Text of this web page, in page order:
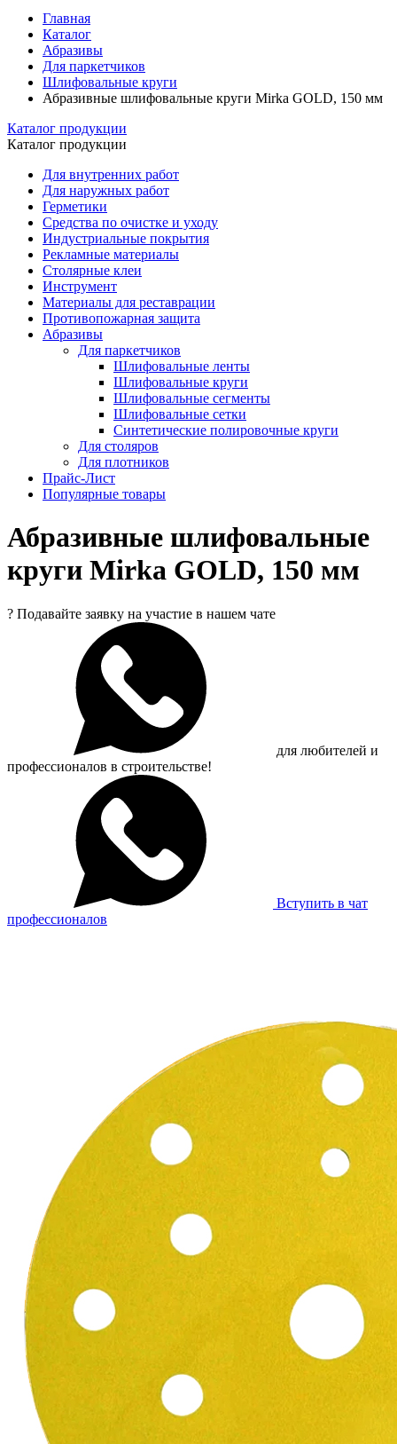
Главная
Каталог
Абразивы
Для паркетчиков
Шлифовальные круги
Абразивные шлифовальные круги Mirka GOLD, 150 мм
Каталог продукции
Каталог продукции
Для внутренних работ
Для наружных работ
Герметики
Средства по очистке и уходу
Индустриальные покрытия
Рекламные материалы
Столярные клеи
Инструмент
Материалы для реставрации
Противопожарная защита
Абразивы
Для паркетчиков
Шлифовальные ленты
Шлифовальные круги
Шлифовальные сегменты
Шлифовальные сетки
Синтетические полировочные круги
Для столяров
Для плотников
Прайс-Лист
Популярные товары
Абразивные шлифовальные
круги Mirka GOLD, 150 мм
? Подавайте заявку на участие в нашем чате
для любителей и
профессионалов в строительстве!
Вступить в чат
профессионалов